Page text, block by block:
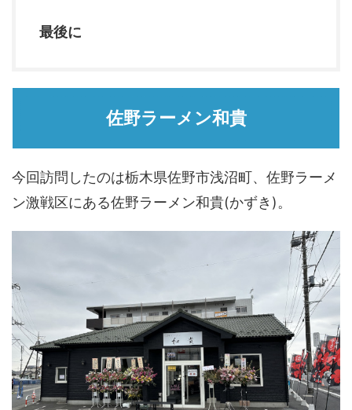
最後に
佐野ラーメン和貴
今回訪問したのは栃木県佐野市浅沼町、佐野ラーメ
ン激戦区にある佐野ラーメン和貴(かずき)。